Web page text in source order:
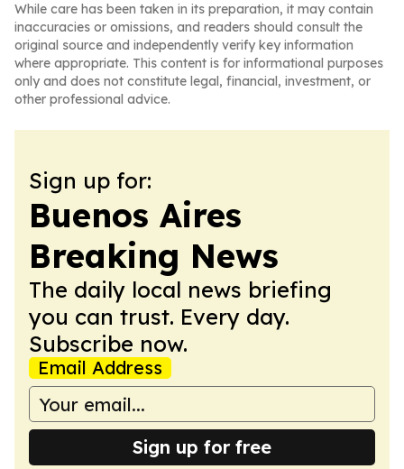
While care has been taken in its preparation, it may contain
inaccuracies or omissions, and readers should consult the
original source and independently verify key information
where appropriate. This content is for informational purposes
only and does not constitute legal, financial, investment, or
other professional advice.
Sign up for:
Buenos Aires
Breaking News
The daily local news briefing
you can trust. Every day.
Subscribe now.
Email Address
Sign up for free